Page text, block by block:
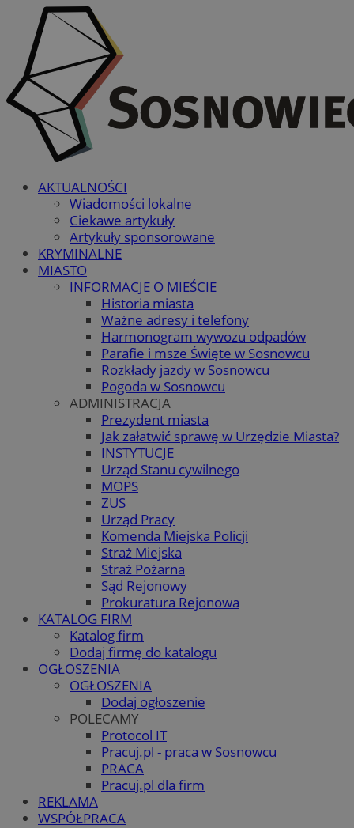
AKTUALNOŚCI
Wiadomości lokalne
Ciekawe artykuły
Artykuły sponsorowane
KRYMINALNE
MIASTO
INFORMACJE O MIEŚCIE
Historia miasta
Ważne adresy i telefony
Harmonogram wywozu odpadów
Parafie i msze Święte w Sosnowcu
Rozkłady jazdy w Sosnowcu
Pogoda w Sosnowcu
ADMINISTRACJA
Prezydent miasta
Jak załatwić sprawę w Urzędzie Miasta?
INSTYTUCJE
Urząd Stanu cywilnego
MOPS
ZUS
Urząd Pracy
Komenda Miejska Policji
Straż Miejska
Straż Pożarna
Sąd Rejonowy
Prokuratura Rejonowa
KATALOG FIRM
Katalog firm
Dodaj firmę do katalogu
OGŁOSZENIA
OGŁOSZENIA
Dodaj ogłoszenie
POLECAMY
Protocol IT
Pracuj.pl - praca w Sosnowcu
PRACA
Pracuj.pl dla firm
REKLAMA
WSPÓŁPRACA